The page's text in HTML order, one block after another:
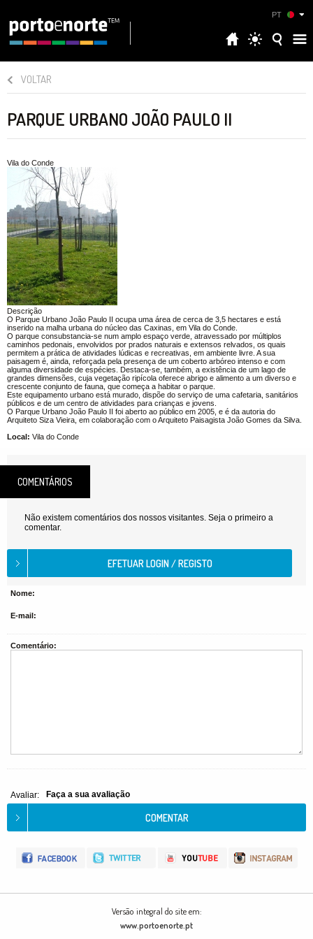
PT
VOLTAR
PARQUE URBANO JOÃO PAULO II
Vila do Conde
Descrição
O Parque Urbano João Paulo II ocupa uma área de cerca de 3,5 hectares e está
inserido na malha urbana do núcleo das Caxinas, em Vila do Conde.
O parque consubstancia-se num amplo espaço verde, atravessado por múltiplos
caminhos pedonais, envolvidos por prados naturais e extensos relvados, os quais
permitem a prática de atividades lúdicas e recreativas, em ambiente livre. A sua
paisagem é, ainda, reforçada pela presença de um coberto arbóreo intenso e com
alguma diversidade de espécies. Destaca-se, também, a existência de um lago de
grandes dimensões, cuja vegetação ripícola oferece abrigo e alimento a um diverso e
crescente conjunto de fauna, que começa a habitar o parque.
Este equipamento urbano está murado, dispõe do serviço de uma cafetaria, sanitários
públicos e de um centro de atividades para crianças e jovens.
O Parque Urbano João Paulo II foi aberto ao público em 2005, e é da autoria do
Arquiteto Siza Vieira, em colaboração com o Arquiteto Paisagista João Gomes da Silva.
Local: Vila do Conde
COMENTÁRIOS
Não existem comentários dos nossos visitantes. Seja o primeiro a
comentar.
Nome:
E-mail:
Comentário:
Avaliar: Faça a sua avaliação
Versão integral do site em:
www.portoenorte.pt